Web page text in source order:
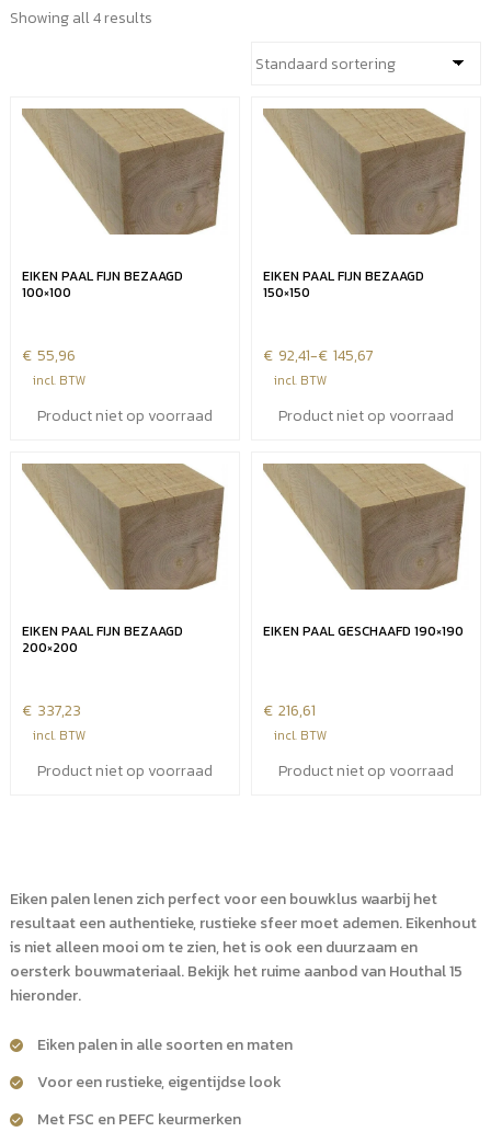
Showing all 4 results
EIKEN PAAL FIJN BEZAAGD
100×100
€ 55,96
incl. BTW
Product niet op voorraad
EIKEN PAAL FIJN BEZAAGD
150×150
€ 92,41-€ 145,67
Prijsklasse:
€92,41
€145,67
incl. BTW
Product niet op voorraad
EIKEN PAAL FIJN BEZAAGD
200×200
€ 337,23
incl. BTW
Product niet op voorraad
EIKEN PAAL GESCHAAFD 190×190
€ 216,61
incl. BTW
Product niet op voorraad
Eiken palen lenen zich perfect voor een bouwklus waarbij het
resultaat een authentieke, rustieke sfeer moet ademen. Eikenhout
is niet alleen mooi om te zien, het is ook een duurzaam en
oersterk bouwmateriaal. Bekijk het ruime aanbod van Houthal 15
hieronder.
Eiken palen in alle soorten en maten
Voor een rustieke, eigentijdse look
Met FSC en PEFC keurmerken